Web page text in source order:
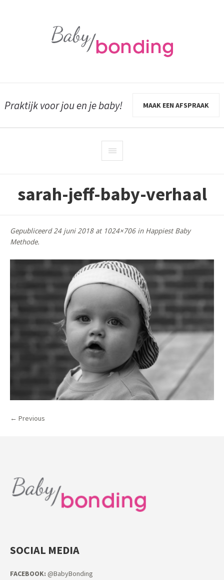
Praktijk voor jou en je baby! MAAK EEN AFSPRAAK
sarah-jeff-baby-verhaal
Gepubliceerd24 juni 2018at 1024×706 in Happiest Baby
Methode.
← Previous
SOCIAL MEDIA
FACEBOOK: @BabyBonding